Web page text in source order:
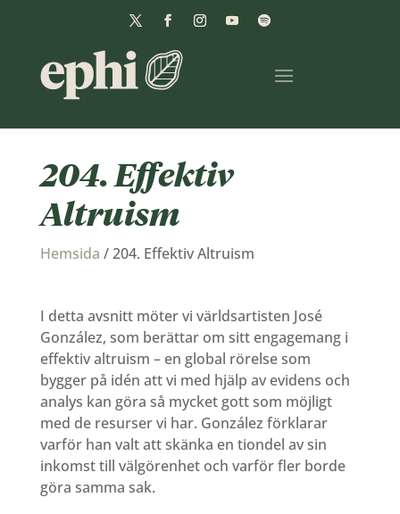
204. Effektiv
Altruism
Hemsida /204. Effektiv Altruism
I detta avsnitt möter vi världsartisten José
González, som berättar om sitt engagemang i
effektiv altruism – en global rörelse som
bygger på idén att vi med hjälp av evidens och
analys kan göra så mycket gott som möjligt
med de resurser vi har. González förklarar
varför han valt att skänka en tiondel av sin
inkomst till välgörenhet och varför fler borde
göra samma sak.